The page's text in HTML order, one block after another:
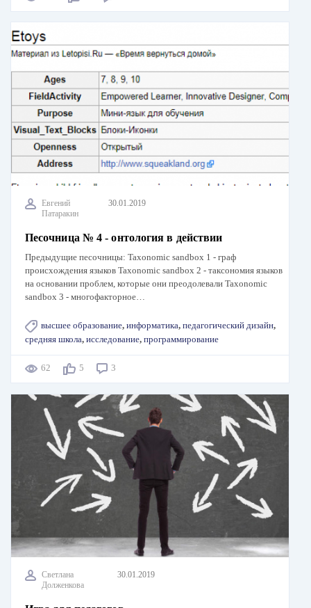
Евгений
Патаракин
30.01.2019
Песочница № 4 - онтология в действии
Предыдущие песочницы: Taxonomic sandbox 1 - граф
происхождения языков Taxonomic sandbox 2 - таксономия языков
на основании проблем, которые они преодолевали Taxonomic
sandbox 3 - многофакторное…
высшее образование, информатика, педагогический дизайн,
средняя школа, исследование, программирование
62 5 3
Светлана
Долженкова
30.01.2019